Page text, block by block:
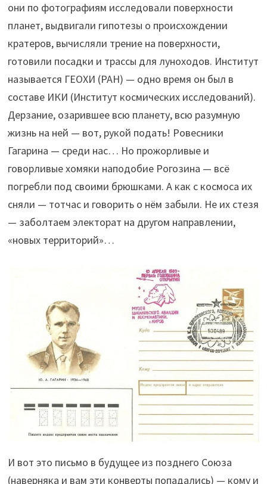
они по фотографиям исследовали поверхности
планет, выдвигали гипотезы о происхождении
кратеров, вычисляли трение на поверхности,
готовили посадки и трассы для луноходов. Институт
называется ГЕОХИ (РАН) — одно время он был в
составе ИКИ (Институт космических исследований).
Дерзание, озарившее всю планету, всю разумную
жизнь на ней — вот, рукой подать! Ровесники
Гагарина — среди нас… Но прожорливые и
говорливые хомяки наподобие Рогозина — всё
погребли под своими брюшками. А как с космоса их
сняли — тотчас и говорить о нём забыли. Не их стезя
— заболтаем электорат на другом направлении,
«новых территорий»…
И вот это письмо в будущее из позднего Союза
(наверняка и вам эти конверты попадались) — кому и